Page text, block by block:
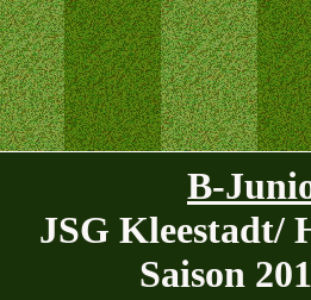
B-
JSG Kleestadt/
Saison